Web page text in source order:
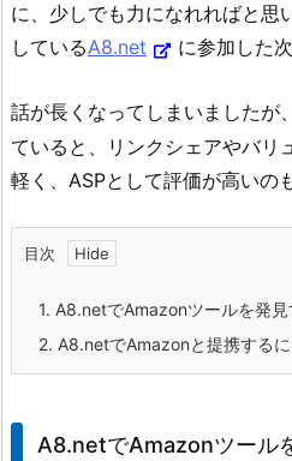
に、少しでも力になれればと思
しているA8.net に参加した次
話が長くなってしまいましたが、
ていると、リンクシェアやバリ
軽く、ASPとして評価が高いの
目次
1. A8.netでAmazonツールを発
2. A8.netでAmazonと提携する
A8.netでAmazonツール